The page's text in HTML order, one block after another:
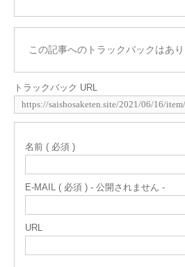
この記事へのトラックバックはあり
トラックバック URL
名前 ( 必須 )
E-MAIL ( 必須 ) - 公開されません -
URL